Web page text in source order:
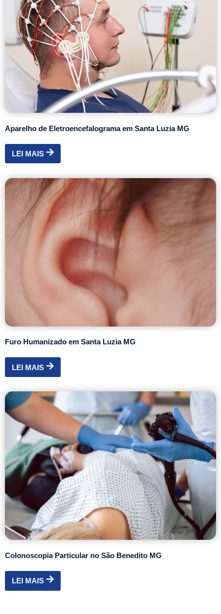
Aparelho de Eletroencefalograma em Santa Luzia MG
LEI MAIS
Furo Humanizado em Santa Luzia MG
LEI MAIS
Colonoscopia Particular no São Benedito MG
LEI MAIS